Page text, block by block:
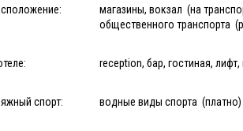
магазины, вокзал (на
общественного транспорта
reception, бар, гостиная,
спорт: водные виды спорта (платно)